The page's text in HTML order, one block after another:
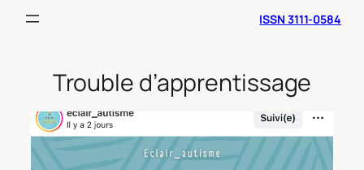
ISSN 3111-0584
Trouble d’apprentissage